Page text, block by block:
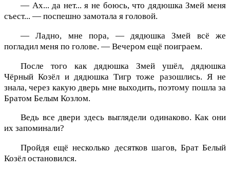
— Ах... да нет... я не боюсь, что дядюшка Змей меня
съест... — поспешно замотала я головой.
— Ладно, мне пора, — дядюшка Змей всё же
погладил меня по голове. — Вечером ещё поиграем.
После того как дядюшка Змей ушёл, дядюшка
Чёрный Козёл и дядюшка Тигр тоже разошлись. Я не
знала, через какую дверь мне выходить, поэтому пошла за
Братом Белым Козлом.
Ведь все двери здесь выглядели одинаково. Как они
их запоминали?
Пройдя ещё несколько десятков шагов, Брат Белый
Козёл остановился.